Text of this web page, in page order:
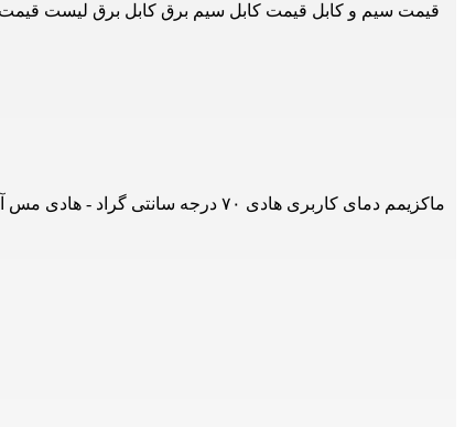
قیمت سیم و کابل قیمت کابل سیم برق کابل برق لیست قیمت